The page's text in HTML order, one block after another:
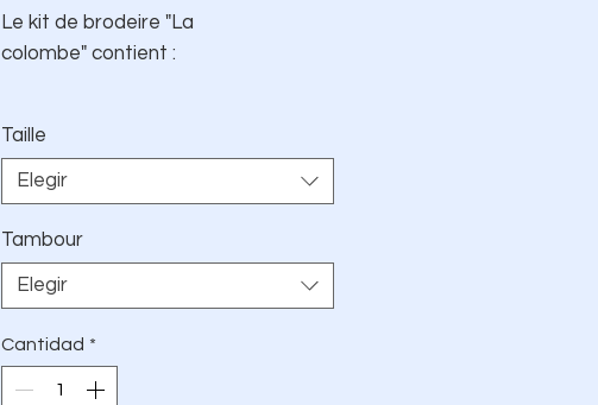
Le kit de brodeire "La
colombe" contient :
Française 🇫🇷
Le modèle choisi pré-
imprimé sur du papier
Une fiche explicative
Une aiguille
Taille
Elegir
Tambour
Elegir
Cantidad *